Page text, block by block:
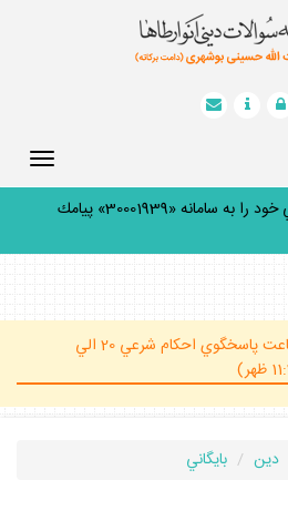
شما مي توانيد سوالات ديني خود را به سامانه «30001939» پيامك
(ساعت پاسخگوي احكام شرعي 20 الي
دين بايگاني